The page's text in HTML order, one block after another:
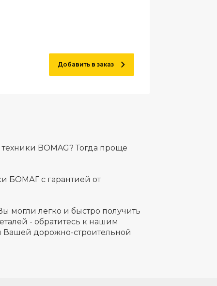
Добавить в заказ
BOMAG? Тогда проще
БОМАГ с гарантией от
могли легко и быстро получить
- обратитесь к нашим
Вашей дорожно-строительной